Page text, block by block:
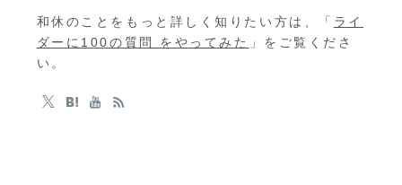
和休のことをもっと詳しく知りたい方は、「 ライ
ダーに100の質問 をやってみた
」をご覧くださ
い。